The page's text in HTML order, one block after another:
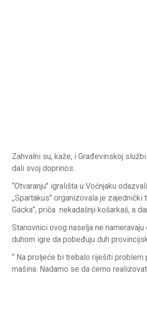
Zahvalni su, kaže, i Građevinskoj
dali svoj doprinos.
“Otvaranju" igrališta u Voćnjaku
,,Spartakus" organizovala je
Gacka”, priča nekadašnji košarkaš, a
Stanovnici ovog naselja ne
duhom igre da pobeđuju duh
“ Na proljeće bi trebalo riješiti
mašina. Nadamo se da ćemo